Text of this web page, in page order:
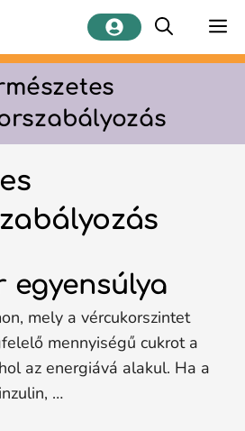
egyensúlya
mely a vércukorszintet
mennyiségű cukrot a
az energiává alakul. Ha a
…